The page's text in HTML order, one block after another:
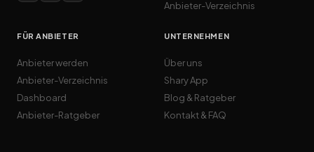
Anbieter-Verzeichnis
FÜR ANBIETER
Anbieter werden
Anbieter-Verzeichnis
Dashboard
Anbieter-Ratgeber
UNTERNEHMEN
Über uns
Shary App
Blog & Ratgeber
Kontakt & FAQ